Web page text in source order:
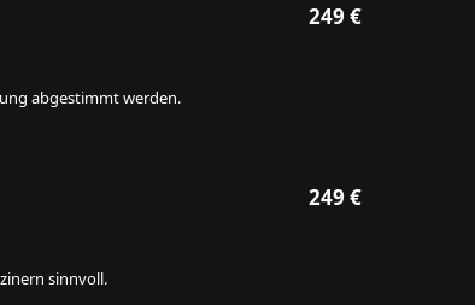
249 €
abgestimmt werden.
249 €
sinnvoll.